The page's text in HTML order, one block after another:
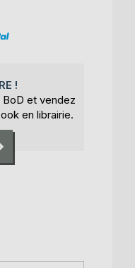
!
et vendez
en librairie.